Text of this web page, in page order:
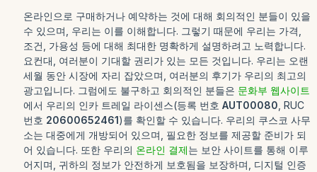
온라인으로 구매하거나 예약하는 것에 대해 회의적인 분들이 있을
수 있으며, 우리는 이를 이해합니다. 그렇기 때문에 우리는 가격,
조건, 가용성 등에 대해 최대한 명확하게 설명하려고 노력합니다.
요컨대, 여러분이 기대할 권리가 있는 모든 것입니다. 우리는 오랜
세월 동안 시장에 자리 잡았으며, 여러분의 후기가 우리의 최고의
광고입니다. 그럼에도 불구하고 회의적인 분들은 문화부 웹사이트
에서 우리의 인카 트레일 라이센스(등록 번호 AUT00080 , RUC
번호 20600652461)를 확인할 수 있습니다. 우리의 쿠스코 사무
소는 대중에게 개방되어 있으며, 필요한 정보를 제공할 준비가 되
어 있습니다. 또한 우리의 온라인 결제는 보안 사이트를 통해 이루
어지며, 귀하의 정보가 안전하게 보호됨을 보장하며, 디지털 인증